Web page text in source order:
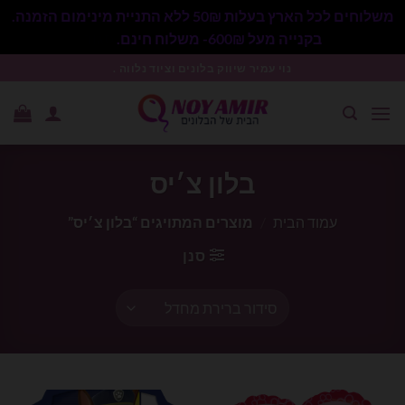
משלוחים לכל הארץ בעלות 50₪ ללא התניית מינימום הזמנה.
בקנייה מעל 600₪- משלוח חינם.
בלון צ׳יס
עמוד הבית
מוצרים המתויגים “בלון צ׳יס”
סנן